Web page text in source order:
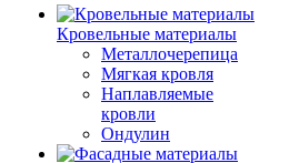
Кровельные материалы
Металлочерепица
Мягкая кровля
Наплавляемые
кровли
Ондулин